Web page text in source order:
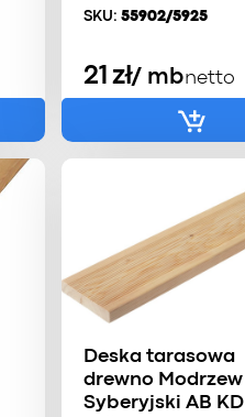
SKU:55902/5925
21zł/ mbnetto
Deska tarasowa
drewno Modrzew
Syberyjski AB KD